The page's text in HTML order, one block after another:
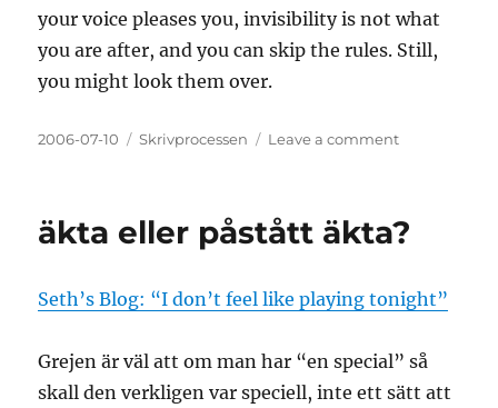
your voice pleases you, invisibility is not what
you are after, and you can skip the rules. Still,
you might look them over.
Posted
2006-07-10 Categories
Skrivprocessen Leave a commenton
remain
your
äkta eller påstått äkta?
Seth’s Blog: “I don’t feel like playing tonight”
Grejen är väl att om man har “en special” så
skall den verkligen var speciell, inte ett sätt att